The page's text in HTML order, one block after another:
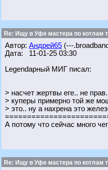
Re: Ищу в Уфе мастера по котлам
Автор: Андрей65 (---
Дата: 11-01-25 03:30
Legendарный МИГ писал:
> насчет жертвы еге.. не
> куперы примерно той же
> это.. ну а нахрена это
А потому что сейчас много
Re: Ищу в Уфе мастера по котлам